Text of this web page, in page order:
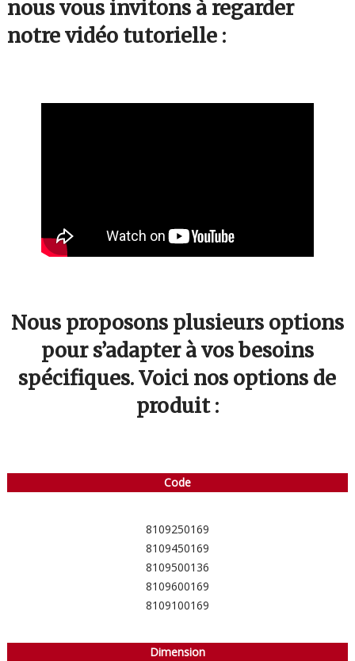
nous vous invitons à regarder
notre vidéo tutorielle :
Nous proposons plusieurs options
pour s’adapter à vos besoins
spécifiques. Voici nos options de
produit :
Code
8109250169
8109450169
8109500136
8109600169
8109100169
Dimension